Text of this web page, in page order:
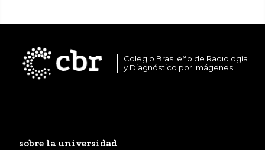
Colegio Brasileño de Radiología
y Diagnóstico por Imágenes
sobre la universidad